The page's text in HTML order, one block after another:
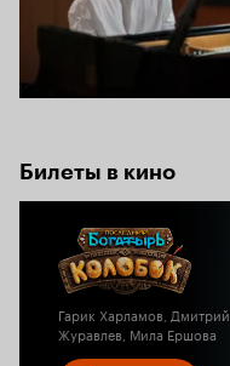
Билеты в кино
Гарик Харламов, Дмитрий
Журавлев, Мила Ершова